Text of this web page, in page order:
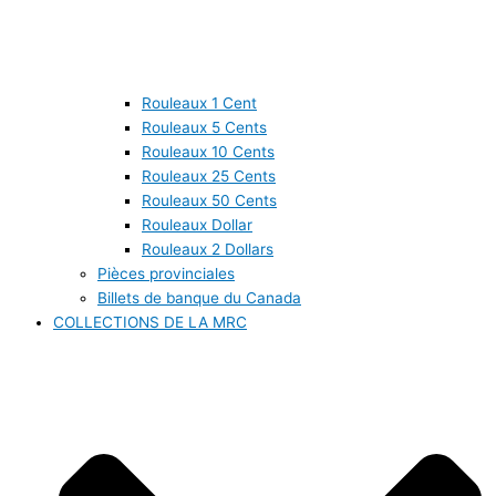
Rouleaux 1 Cent
Rouleaux 5 Cents
Rouleaux 10 Cents
Rouleaux 25 Cents
Rouleaux 50 Cents
Rouleaux Dollar
Rouleaux 2 Dollars
Pièces provinciales
Billets de banque du Canada
COLLECTIONS DE LA MRC